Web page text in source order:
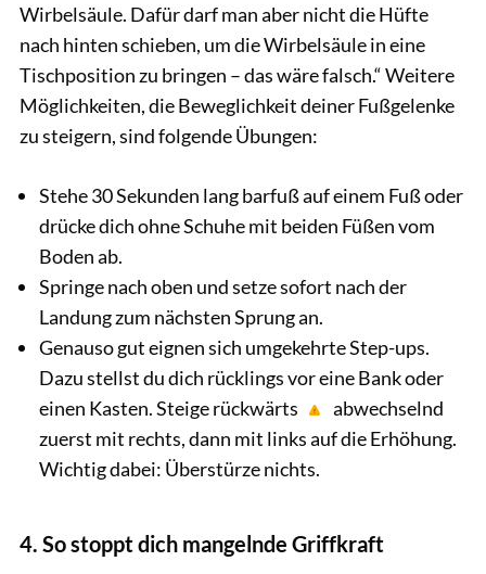
Wirbelsäule. Dafür darf man aber nicht die Hüfte
nach hinten schieben, um die Wirbelsäule in eine
Tischposition zu bringen – das wäre falsch.“ Weitere
Möglichkeiten, die Beweglichkeit deiner Fußgelenke
zu steigern, sind folgende Übungen:
Stehe 30 Sekunden lang barfuß auf einem Fuß oder
drücke dich ohne Schuhe mit beiden Füßen vom
Boden ab.
Springe nach oben und setze sofort nach der
Landung zum nächsten Sprung an.
Genauso gut eignen sich umgekehrte Step-ups.
Dazu stellst du dich rücklings vor eine Bank oder
einen Kasten. Steige rückwärts
abwechselnd
zuerst mit rechts, dann mit links auf die Erhöhung.
Wichtig dabei: Überstürze nichts.
4. So stoppt dich mangelnde Griffkraft